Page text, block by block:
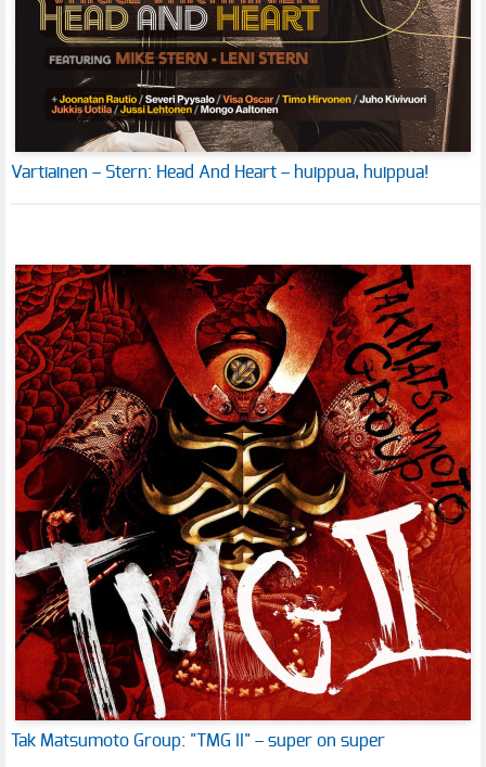
Vartiainen – Stern: Head And Heart – huippua, huippua!
Tak Matsumoto Group: "TMG II" – super on super